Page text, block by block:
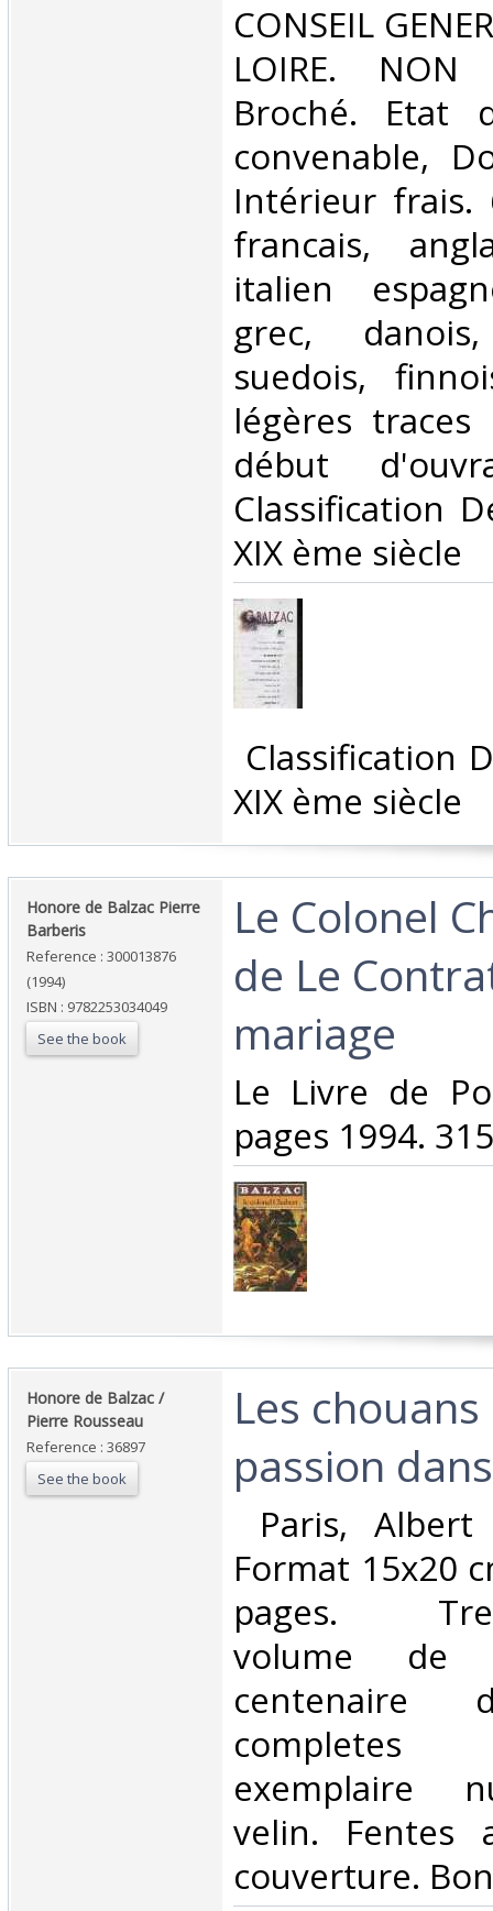
‎CONSEIL
LOIRE. NON
Broché. Etat
convenable,
Intérieur frais.
francais,
italien
grec,
suedois,
légères
début
Classification
XIX ème siècle‎
Classification
XIX ème siècle‎
‎Honore de Balzac Pierre
Barberis‎
Reference : 300013876
(1994)
ISBN : 9782253034049
See the book
‎Le Colonel
de Le
mariage‎
‎Le Livre de
pages 1994.
‎Honore de Balzac /
Pierre Rousseau ‎
Reference : 36897
See the book
‎Les
passion
Paris,
Format 15x20
pages.
volume de
centenaire
completes
exemplaire
velin.
couverture.